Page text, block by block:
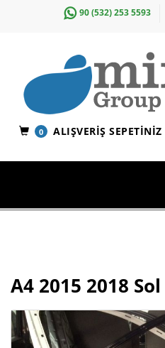
90 (532) 253 5593
0 ALIŞVERIŞ SEPETINIZ
A4 2015 2018